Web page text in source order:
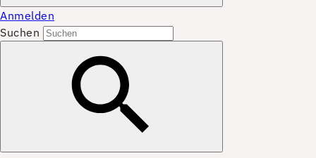
Anmelden
Suchen